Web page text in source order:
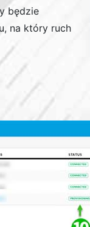
będzie
na który ruch